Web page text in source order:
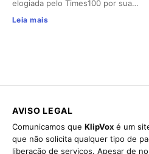
elogiada pelo Times100 por sua…
Leia mais
AVISO LEGAL
Comunicamos que KlipVox é um
que não solicita qualquer tipo de
liberação de serviços. Apesar de